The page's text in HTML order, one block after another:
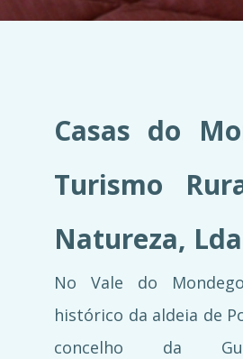
Casas do
Turismo
Natureza,
No Vale do
histórico da aldeia de
concelho da